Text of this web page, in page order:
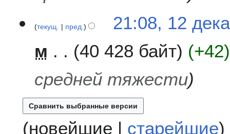
текущ. пред.
21:08, 12
м
40 428 байт
+42
средней тяжести
(новейшие | старейшие)